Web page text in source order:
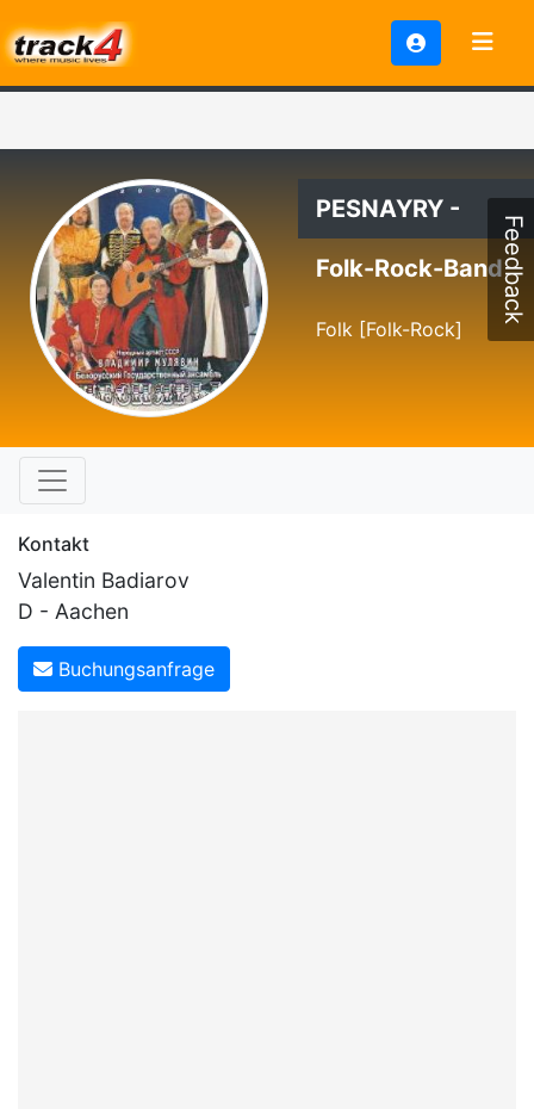
PESNAYRY -
Folk-Rock-Band
Folk [Folk-Rock]
Kontakt
Valentin Badiarov
D - Aachen
Buchungsanfrage
Feedback